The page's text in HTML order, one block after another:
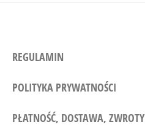
REGULAMIN
POLITYKA PRYWATNOŚCI
PŁATNOŚĆ, DOSTAWA, ZWROTY